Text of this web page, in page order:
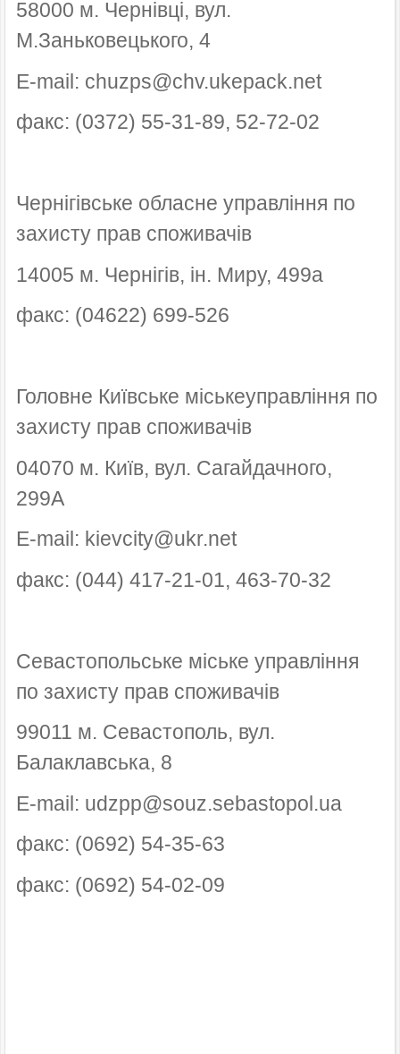
58000 м. Чернівці, вул.
М.Заньковецького, 4
E-mail: chuzps@chv.ukepack.net
факс: (0372) 55-31-89, 52-72-02
Чернігівське обласне управління по
захисту прав споживачів
14005 м. Чернігів, ін. Миру, 499а
факс: (04622) 699-526
Головне Київське міськеуправління по
захисту прав споживачів
04070 м. Київ, вул. Сагайдачного,
299А
E-mail: kievcity@ukr.net
факс: (044) 417-21-01, 463-70-32
Севастопольське міське управління
по захисту прав споживачів
99011 м. Севастополь, вул.
Балаклавська, 8
E-mail: udzpp@souz.sebastopol.ua
факс: (0692) 54-35-63
факс: (0692) 54-02-09